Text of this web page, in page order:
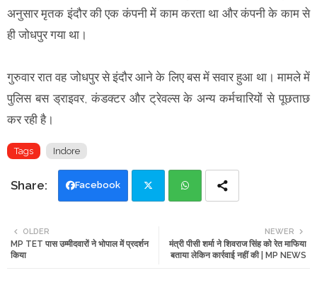
अनुसार मृतक इंदौर की एक कंपनी में काम करता था और कंपनी के काम से
ही जोधपुर गया था।
गुरुवार रात वह जोधपुर से इंदौर आने के लिए बस में सवार हुआ था। मामले में
पुलिस बस ड्राइवर, कंडक्टर और ट्रेवल्स के अन्य कर्मचारियों से पूछताछ
कर रही है।
Tags Indore
Facebook
tte ats
NEWER
मंत्री पीसी शर्मा ने शिवराज सिंह को रेत माफिया
बताया लेकिन कार्रवाई नहीं की | MP NEWS
OLDER
MP TET पास उम्मीदवारों ने भोपाल में प्रदर्शन
किया